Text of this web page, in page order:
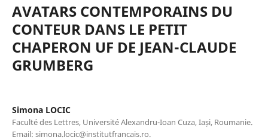
AVATARS CONTEMPORAINS DU
CONTEUR DANS LE PETIT
CHAPERON UF DE JEAN-CLAUDE
GRUMBERG
Simona LOCIC
Faculté des Lettres, Université Alexandru-Ioan Cuza, Iași, Roumanie.
Email: simona.locic@institutfrancais.ro.